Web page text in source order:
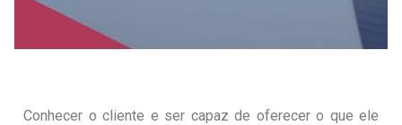
Conhecer o cliente e ser capaz de oferecer o que ele